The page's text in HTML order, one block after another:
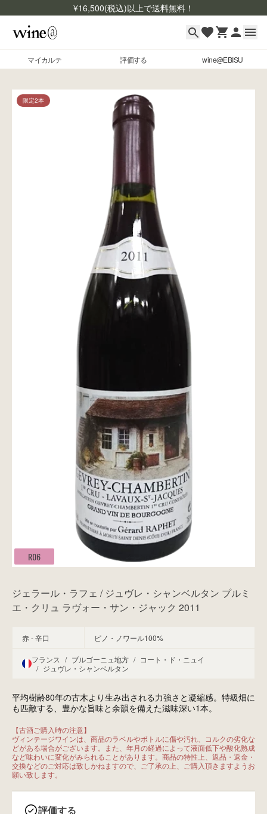
¥16,500(税込)以上で送料無料！
マイカルテ 評価する wine@EBISU
マイカルテ
評価する
wine@とは
限定2本
R06
ジェラール・ラフェ / ジュヴレ・シャンベルタン プルミ
エ・クリュ ラヴォー・サン・ジャック 2011
赤 - 辛口 ピノ・ノワール100%
フランス / ブルゴーニュ地方 / コート・ド・ニュイ
/ ジュヴレ・シャンベルタン
平均樹齢80年の古木より生み出される力強さと凝縮感。特級畑に
も匹敵する、豊かな旨味と余韻を備えた滋味深い1本。
【古酒ご購入時の注意】
ヴィンテージワインは、商品のラベルやボトルに傷や汚れ、コルクの劣化な
どがある場合がございます。また、年月の経過によって液面低下や酸化熟成
など味わいに変化がみられることがあります。商品の特性上、返品・返金・
交換などのご対応は致しかねますので、ご了承の上、ご購入頂きますようお
願い致します。
評価する